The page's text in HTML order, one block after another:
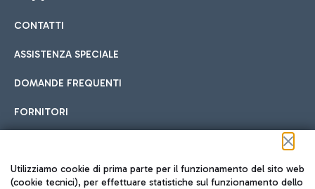
Cucina Internazionale
Hotel in aeroporto
Scegli l'alloggio più adatto e approfitta della vicinanza
all'aeroporto.
Car sharing
Con il Car Sharing è ancora più facile spostarsi
CONTATTI
ASSISTENZA SPECIALE
DOMANDE FREQUENTI
FORNITORI
Seguici sui social
Utilizziamo cookie di prima parte per il funzionamento del sito web
(cookie tecnici), per effettuare statistiche sul funzionamento dello